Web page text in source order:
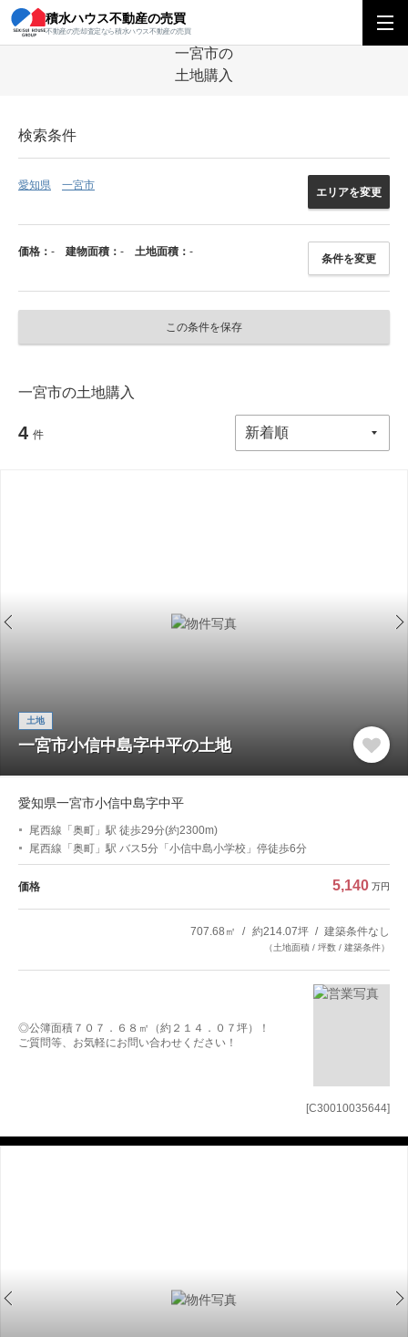
積水ハウス不動産の売買
不動産の売却査定なら積水ハウス不動産の売買
積水ハウス不動産の売買 中部エリア
一宮市の
土地購入
検索条件
愛知県 一宮市
エリアを変更
価格： - 建物面積： - 土地面積： -
条件を変更
この条件を保存
一宮市の土地購入
4 件
[C30010035644]
土地
一宮市小信中島字中平の土地
愛知県一宮市小信中島字中平
尾西線「奥町」駅 徒歩29分(約2300m)
尾西線「奥町」駅 バス5分「小信中島小学校」停徒歩6分
価格 5,140 万円
707.68㎡ 約214.07坪 建築条件なし
（土地面積 / 坪数 / 建築条件）
◎公簿面積７０７．６８㎡（約２１４．０７坪）！
ご質問等、お気軽にお問い合わせください！